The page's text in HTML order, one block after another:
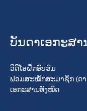
ບັນດາເອກະສາ
ວິດິໂອຝຶກອົບຮົມ
ຟອມສະໝັກສະມາຊິກ (ດາ
ເອກະສານທັງໝົດ